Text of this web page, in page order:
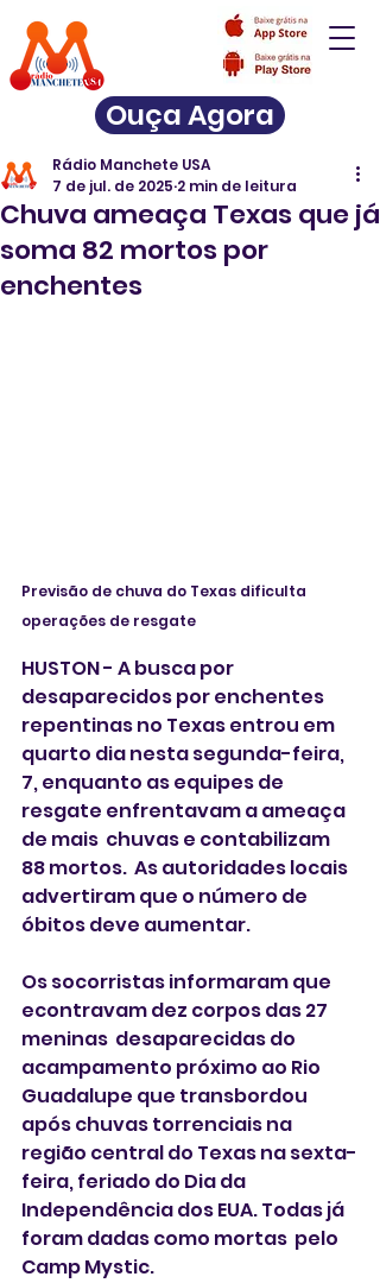
Ouça Agora
Chuva ameaça Texas que já
soma 82 mortos por
enchentes
Rádio Manchete USA
7 de jul. de 2025 2 min de leitura
Previsão de chuva do Texas dificulta
operações de resgate
HUSTON - A busca por
desaparecidos por enchentes
repentinas no Texas entrou em
quarto dia nesta segunda-feira,
7, enquanto as equipes de
resgate enfrentavam a ameaça
de mais  chuvas e contabilizam
88 mortos.  As autoridades locais
advertiram que o número de
óbitos deve aumentar.
Os socorristas informaram que
econtravam dez corpos das 27
meninas  desaparecidas do
acampamento próximo ao Rio
Guadalupe que transbordou
após chuvas torrenciais na
região central do Texas na sexta-
feira, feriado do Dia da
Independência dos EUA. Todas já
foram dadas como mortas  pelo
Camp Mystic.